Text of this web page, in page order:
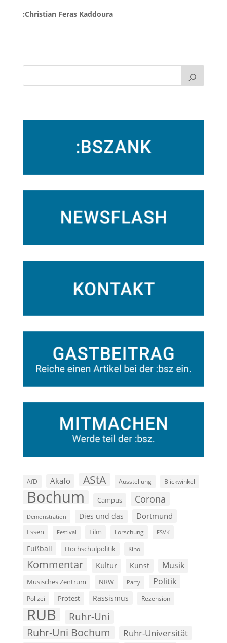
:Christian Feras Kaddoura
AfD Akafö AStA Ausstellung Blickwinkel
Bochum Campus Corona
Demonstration Diës und das Dortmund
Essen Festival Film Forschung FSVK
Fußball Hochschulpolitik Kino
Kommentar Kultur Kunst Musik
Musisches Zentrum NRW Party Politik
Polizei Protest Rassismus Rezension
RUB Ruhr-Uni
Ruhr-Uni Bochum Ruhr-Universität